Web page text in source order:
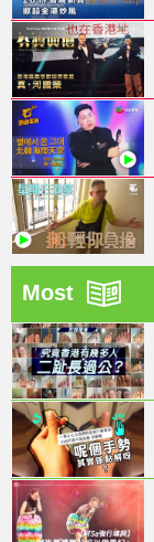
Most